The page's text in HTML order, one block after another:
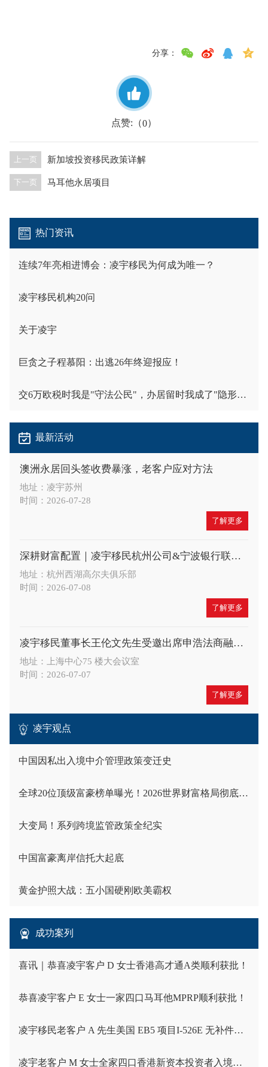
分享：
点赞:（0）
上一页 新加坡投资移民政策详解
下一页 马耳他永居项目
热门资讯
连续7年亮相进博会：凌宇移民为何成为唯一？
凌宇移民机构20问
关于凌宇
巨贪之子程慕阳：出逃26年终迎报应！
交6万欧税时我是"守法公民"，办居留时我成了"隐形人"
最新活动
澳洲永居回头签收费暴涨，老客户应对方法
地址：凌宇苏州
时间：2026-07-28
了解更多
深耕财富配置｜凌宇移民杭州公司&宁波银行联合举办高端财富沙龙，共探A股大势与全球身份布局新机遇
地址：杭州西湖高尔夫俱乐部
时间：2026-07-08
了解更多
凌宇移民董事长王伦文先生受邀出席申浩法商融合论坛，深度解读 CRS 与税务合规新趋势
地址：上海中心75 楼大会议室
时间：2026-07-07
了解更多
凌宇观点
中国因私出入境中介管理政策变迁史
全球20位顶级富豪榜单曝光！2026世界财富格局彻底洗牌
大变局！系列跨境监管政策全纪实
中国富豪离岸信托大起底
黄金护照大战：五小国硬刚欧美霸权
成功案列
喜讯｜恭喜凌宇客户 D 女士香港高才通A类顺利获批！
恭喜凌宇客户 E 女士一家四口马耳他MPRP顺利获批！
凌宇移民老客户 A 先生美国 EB5 项目I-526E 无补件直接获批！
凌宇老客户 M 女士全家四口香港新资本投资者入境计划成功获批！卡点保住子女受养人资格，复杂资产一次性通关